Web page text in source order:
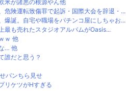
米が諸悪の根源やん他
危険運転致傷罪で起訴・国際大会を辞退・...
爆誕。自宅や職場をパチンコ屋にしちゃお...
最も売れたスタジオアルバムがOasis...
ｗ 他
… 他
誰だと思う？
パンちら見せ
リケツがHすぎる